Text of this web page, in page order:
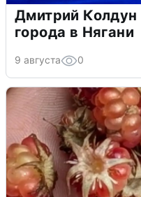
Дмитрий Колдун
города в Нягани
9 августа 0